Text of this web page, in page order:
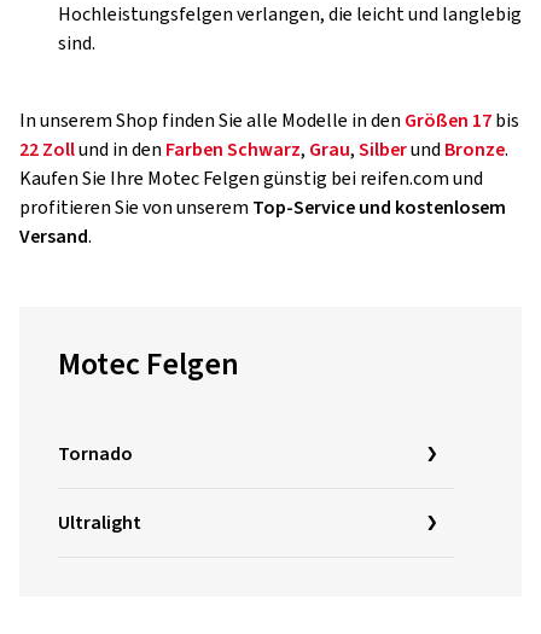
Hochleistungsfelgen verlangen, die leicht und langlebig
sind.
In unserem Shop finden Sie alle Modelle in den Größen 17bis
22 Zollund in den FarbenSchwarz, Grau,Silberund Bronze.
Kaufen Sie Ihre Motec Felgen günstig bei reifen.com und
profitieren Sie von unserem Top-Service und kostenlosem
Versand.
Motec Felgen
Tornado
Ultralight